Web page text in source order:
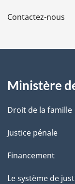
a
e
Contactez-nous
Ministère
Droit de la famille
Justice pénale
Financement
Le système de